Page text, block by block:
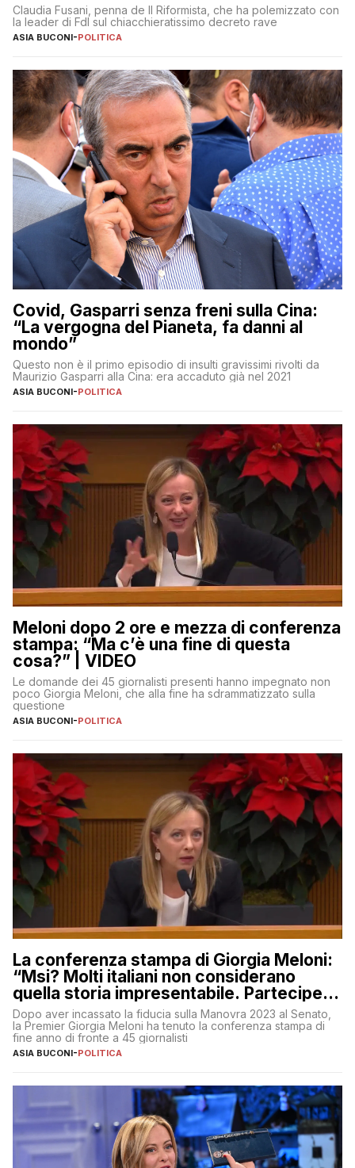
Claudia Fusani, penna de Il Riformista, che ha polemizzato con
la leader di FdI sul chiacchieratissimo decreto rave
ASIA BUCONI-POLITICA
Covid, Gasparri senza freni sulla Cina:
“La vergogna del Pianeta, fa danni al
mondo”
Questo non è il primo episodio di insulti gravissimi rivolti da
Maurizio Gasparri alla Cina: era accaduto già nel 2021
ASIA BUCONI-POLITICA
Meloni dopo 2 ore e mezza di conferenza
stampa: “Ma c’è una fine di questa
cosa?” | VIDEO
Le domande dei 45 giornalisti presenti hanno impegnato non
poco Giorgia Meloni, che alla fine ha sdrammatizzato sulla
questione
ASIA BUCONI-POLITICA
La conferenza stampa di Giorgia Meloni:
“Msi? Molti italiani non considerano
quella storia impresentabile. Parteciperò
al 25 aprile”
Dopo aver incassato la fiducia sulla Manovra 2023 al Senato,
la Premier Giorgia Meloni ha tenuto la conferenza stampa di
fine anno di fronte a 45 giornalisti
ASIA BUCONI-POLITICA